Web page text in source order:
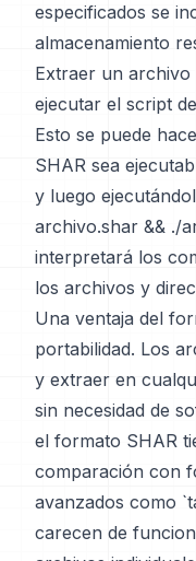
especificados se
almacenamiento
Extraer un archivo
ejecutar el script
Esto se puede
SHAR sea
y luego
archivo.shar && ./
interpretará los
los archivos y
Una ventaja del
portabilidad. Los
y extraer en
sin necesidad de
el formato SHAR
comparación con
avanzados como
carecen de